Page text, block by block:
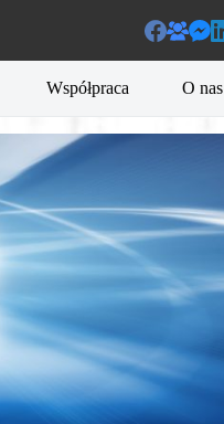
Współpraca O nas